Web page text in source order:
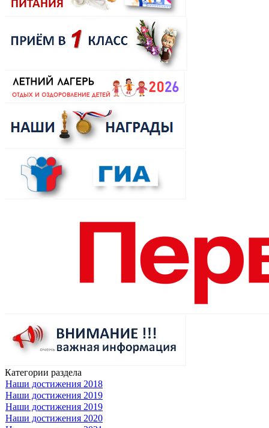
Категории раздела
Наши достижения 2018
Наши достижения 2019
Наши достижения 2019
Наши достижения 2020